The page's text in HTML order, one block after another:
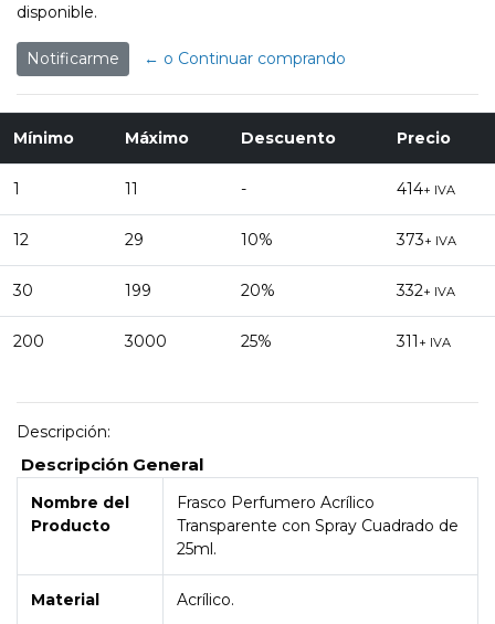
disponible.
Notificarme ← o Continuar comprando
Mínimo Máximo Descuento Precio
1 11 - 414+ IVA
12 29 10% 373+ IVA
30 199 20% 332+ IVA
200 3000 25% 311 + IVA
Descripción:
Descripción General
Nombre del
Producto
Frasco Perfumero Acrílico
Transparente con Spray Cuadrado de
25ml.
Material Acrílico.